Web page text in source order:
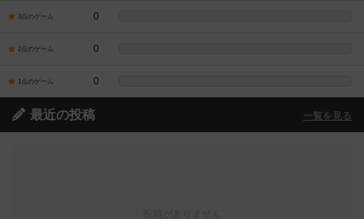
3点のゲーム 0
2点のゲーム 0
1点のゲーム 0
最近の投稿 一覧を見る